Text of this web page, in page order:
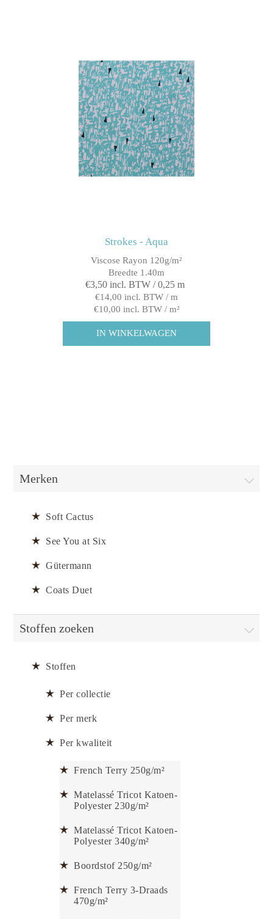
Strokes - Aqua
Viscose Rayon 120g/m²
Breedte 1.40m
€3,50 incl. BTW / 0,25 m
€14,00 incl. BTW / m
€10,00 incl. BTW / m²
Merken
Soft Cactus
See You at Six
Gütermann
Coats Duet
Stoffen zoeken
Stoffen
Per collectie
Per merk
Per kwaliteit
French Terry 250g/m²
Matelassé Tricot Katoen-
Polyester 230g/m²
Matelassé Tricot Katoen-
Polyester 340g/m²
Boordstof 250g/m²
French Terry 3-Draads
470g/m²